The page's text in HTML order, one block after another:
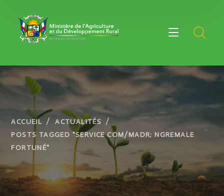
ACCUEIL
ACTUALITÉS
POSTS TAGGED "SERVICE COM/MADR; NGREMALE
FORTUNÉ"